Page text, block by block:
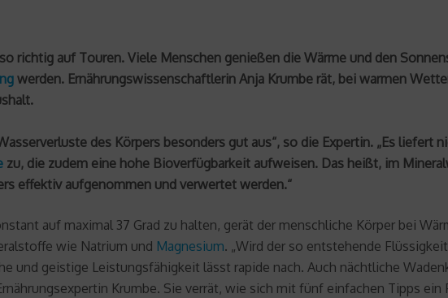
richtig auf Touren. Viele Menschen genießen die Wärme und den
werden. Ernährungswissenschaftlerin Anja Krumbe rät, bei warmen
des Körpers besonders gut aus“, so die Expertin. „Es
zu, die zudem eine hohe Bioverfügbarkeit aufweisen. Das heißt, im
effektiv aufgenommen und verwertet werden.“
auf maximal 37 Grad zu halten, gerät der menschliche Körper bei
wie Natrium und Magnesium. „Wird der so entstehende
und geistige Leistungsfähigkeit lässt rapide nach. Auch nächtliche
Krumbe. Sie verrät, wie sich mit fünf einfachen Tipps